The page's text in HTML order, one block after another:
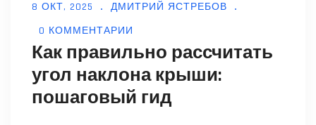
8 ОКТ, 2025
ДМИТРИЙ ЯСТРЕБОВ
0 КОММЕНТАРИИ
Как правильно рассчитать
угол наклона крыши:
пошаговый гид